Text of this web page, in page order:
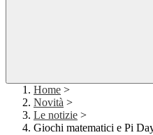
Home >
Novità >
Le notizie >
Giochi matematici e Pi